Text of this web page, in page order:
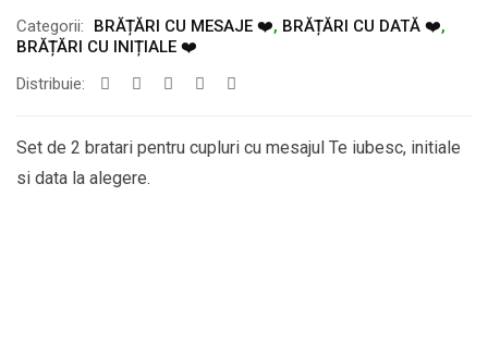
Categorii:
BRĂȚĂRI CU MESAJE ❤️, BRĂȚĂRI CU DATĂ ❤️,
BRĂȚĂRI CU INIȚIALE ❤️
Distribuie:
Set de 2 bratari pentru cupluri cu mesajul Te iubesc, initiale
si data la alegere.